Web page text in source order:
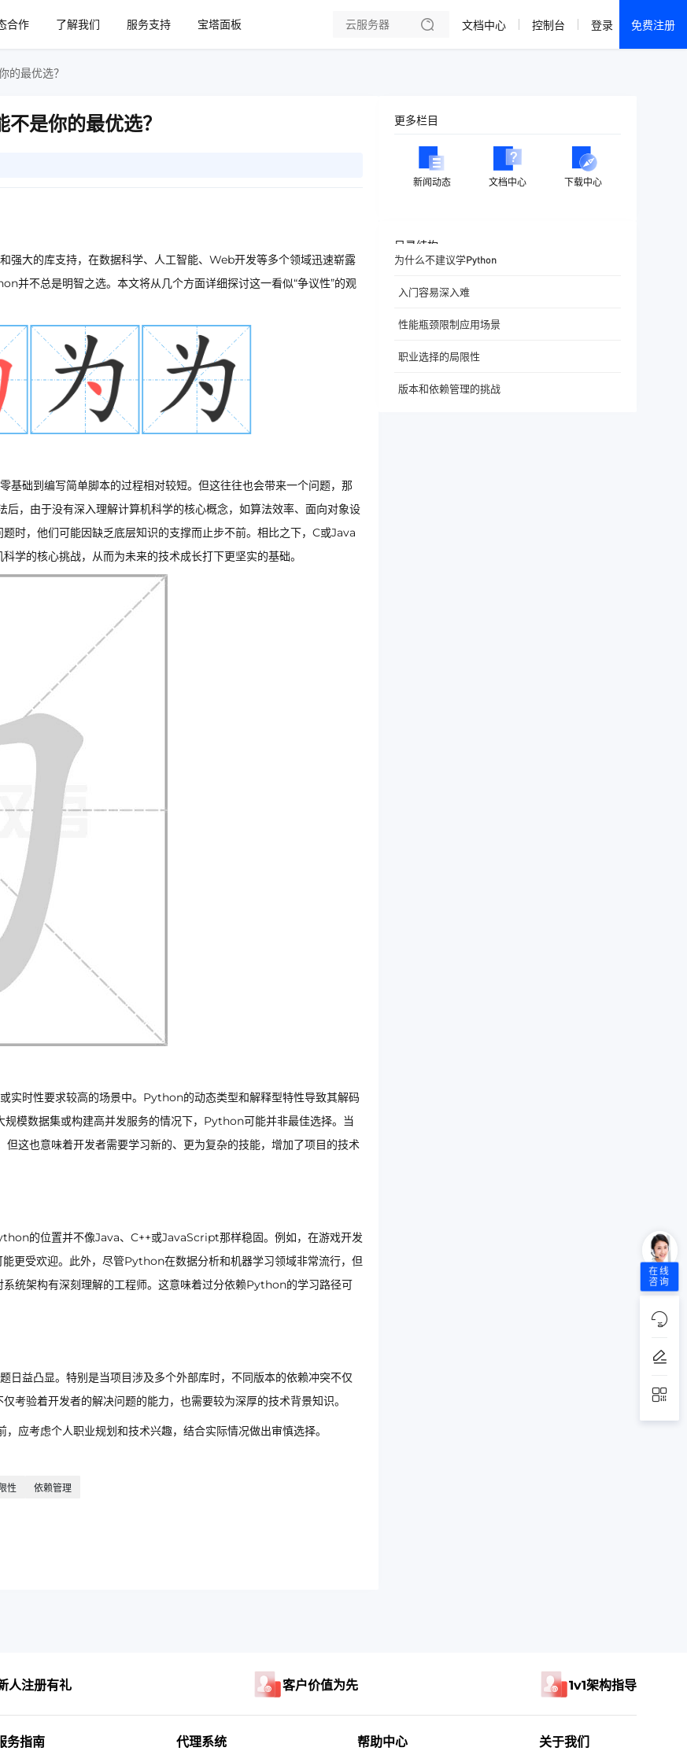
合作 了解我们 服务支持
宝塔面板
成都电信·云服务器
香港大带宽 · CN2
文档中心 控制台 登录 免费注册
的最优选？
是你的最优选？
大的库支持，在数据科学、人工智能、Web开发等多个领域迅速崭露
不总是明智之选。本文将从几个方面详细探讨这一看似“争议性”的观
础到编写简单脚本的过程相对较短。但这往往也会带来一个问题，那
，由于没有深入理解计算机科学的核心概念，如算法效率、面向对象设
时，他们可能因缺乏底层知识的支撑而止步不前。相比之下，C或Java
学的核心挑战，从而为未来的技术成长打下更坚实的基础。
实时性要求较高的场景中。Python的动态类型和解释型特性导致其解码
模数据集或构建高并发服务的情况下，Python可能并非最佳选择。当
这也意味着开发者需要学习新的、更为复杂的技能，增加了项目的技术
的位置并不像Java、C++或JavaScript那样稳固。例如，在游戏开发
更受欢迎。此外，尽管Python在数据分析和机器学习领域非常流行，但
统架构有深刻理解的工程师。这意味着过分依赖Python的学习路径可
益凸显。特别是当项目涉及多个外部库时，不同版本的依赖冲突不仅
考验着开发者的解决问题的能力，也需要较为深厚的技术背景知识。
考虑个人职业规划和技术兴趣，结合实际情况做出审慎选择。
性 依赖管理
更多栏目
新闻动态 文档中心 下载中心
目录结构
为什么不建议学Python
入门容易深入难
性能瓶颈限制应用场景
职业选择的局限性
版本和依赖管理的挑战
人注册有礼 客户价值为先 1v1架构指导
务指南 代理系统 帮助中心 关于我们
在线
咨询